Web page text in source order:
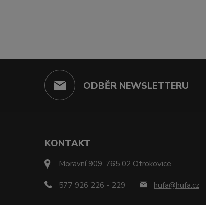
ODBĚR NEWSLETTERU
KONTAKT
Moravní 909, 765 02 Otrokovice
577 926 226 - 229 hufa@hufa.cz